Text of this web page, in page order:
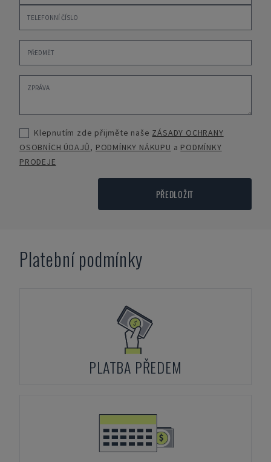
Klepnutím zde přijměte naše ZÁSADY OCHRANY
OSOBNÍCH ÚDAJŮ, PODMÍNKY NÁKUPU a PODMÍNKY
PRODEJE
PŘEDLOŽIT
Platební podmínky
PLATBA PŘEDEM